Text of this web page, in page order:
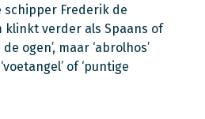
Frederik de
klinkt verder als Spaans of
ogen’, maar ‘abrolhos’
of ‘puntige